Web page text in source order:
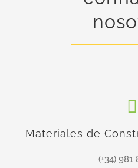
Materiales de
(+34) 981